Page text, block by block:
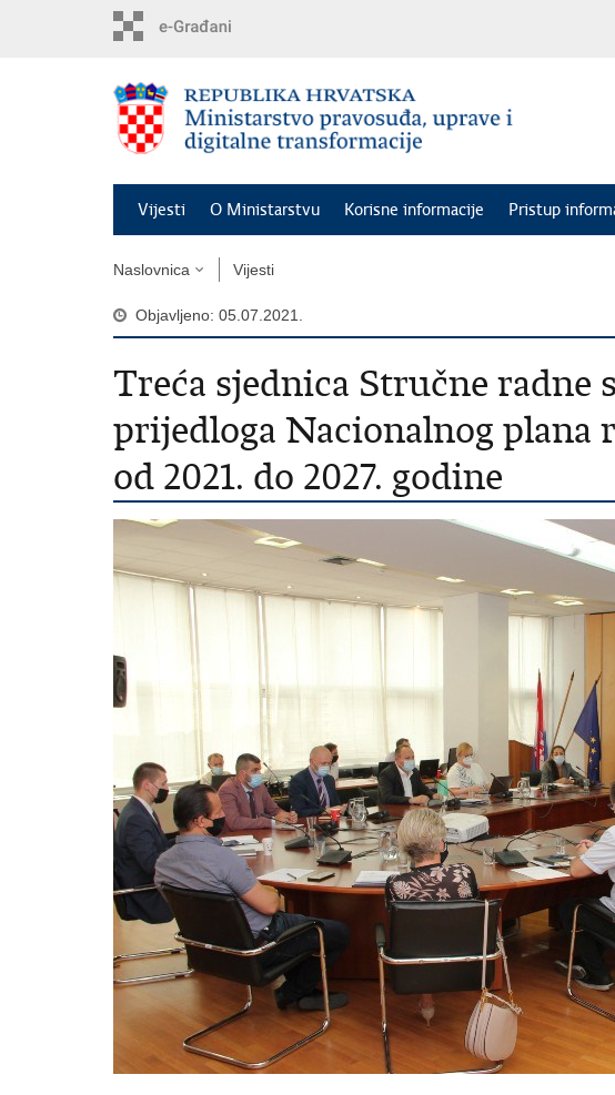
Vijesti O Ministarstvu Korisne informacije Pristup
Naslovnica Vijesti
Objavljeno: 05.07.2021.
Treća sjednica Stručne radne
prijedloga Nacionalnog plana
od 2021. do 2027. godine